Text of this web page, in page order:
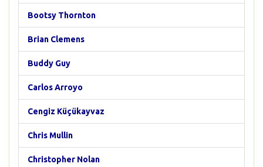
Bootsy Thornton
Brian Clemens
Buddy Guy
Carlos Arroyo
Cengiz Küçükayvaz
Chris Mullin
Christopher Nolan